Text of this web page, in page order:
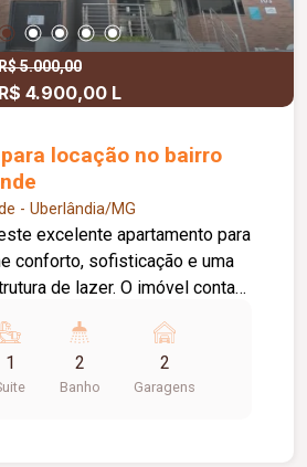
5.000,00
R$ 4.900,00 L
locação no bairro
- Uberlândia/MG
excelente apartamento para
conforto, sofisticação e uma
de lazer. O imóvel conta
sala é ampla, integrada em 02
com móveis planejados e
um ambiente
1 2
Banho
2
Garagens